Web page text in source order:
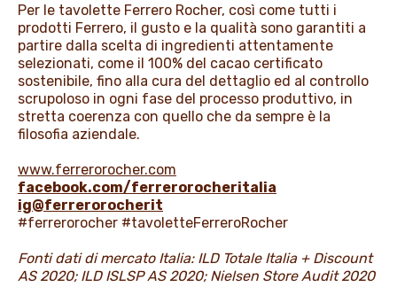
Per le tavolette Ferrero Rocher, così come tutti i
prodotti Ferrero, il gusto e la qualità sono garantiti a
partire dalla scelta di ingredienti attentamente
selezionati, come il 100% del cacao certificato
sostenibile, fino alla cura del dettaglio ed al controllo
scrupoloso in ogni fase del processo produttivo, in
stretta coerenza con quello che da sempre è la
filosofia aziendale.
www.ferrerorocher.com
facebook.com/ferrerorocheritalia
ig@ferrerorocherit
#ferrerorocher #tavoletteFerreroRocher
Fonti dati di mercato Italia: ILD Totale Italia + Discount
AS 2020; ILD ISLSP AS 2020; Nielsen Store Audit 2020